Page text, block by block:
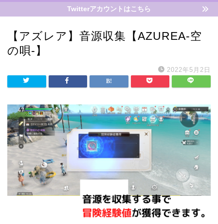
Twitterアカウントはこちら
【アズレア】音源収集【AZUREA-空
の唄-】
2022年5月2日